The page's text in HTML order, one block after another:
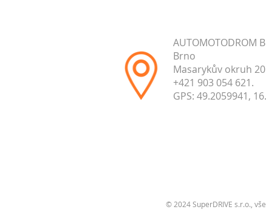
AUTOMOTODROM
Brno
Masarykův okruh
+421 903 054 621.
GPS: 49.2059941,
© 2024 SuperDRIVE s.r.o.,